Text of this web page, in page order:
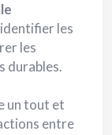
les
les
durables.
un tout et
entre